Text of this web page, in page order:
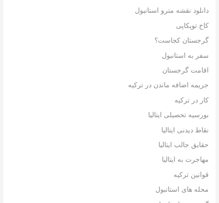
دانلود نقشه مترو استانبول
کاخ توپکاپی
گرجستان کجاست؟
سفر به استانبول
اقامت گرجستان
جریمه اضافه ماندن در ترکیه
کار در ترکیه
بورسیه تحصیلی ایتالیا
نقاط دیدنی ایتالیا
حقایق جالب ایتالیا
مهاجرت به ایتالیا
قوانین ترکیه
محله های استانبول